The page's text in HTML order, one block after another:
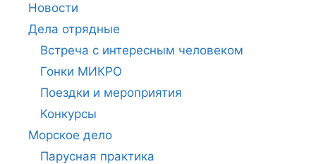
Новости
Дела отрядные
Встреча с интересным человеком
Гонки МИКРО
Поездки и мероприятия
Конкурсы
Морское дело
Парусная практика